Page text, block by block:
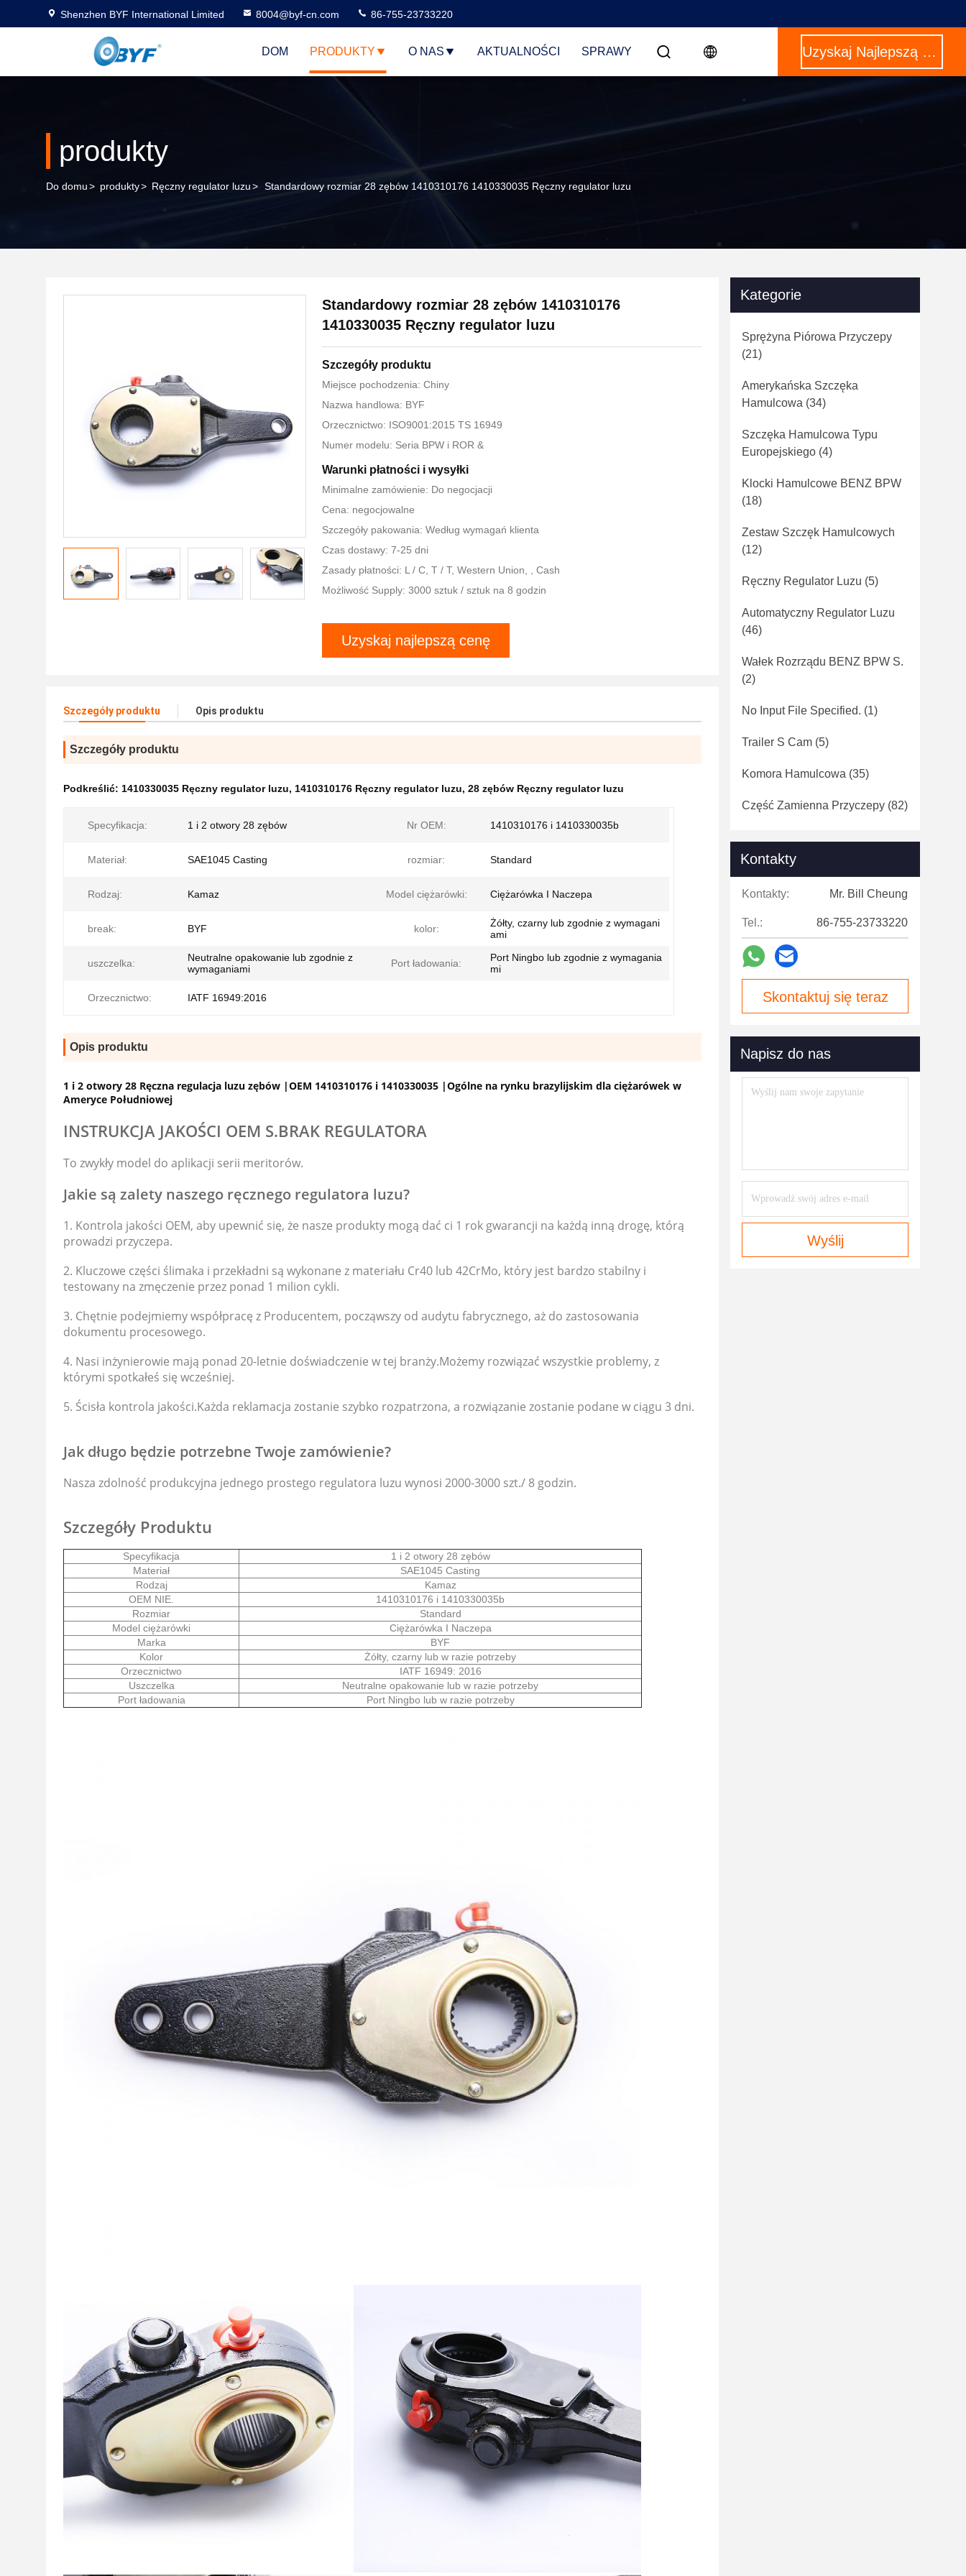
Shenzhen BYF International Limited 8004@byf-cn.com 86-755-23733220
DOM PRODUKTY O NAS AKTUALNOŚCI SPRAWY Uzyskaj Najlepszą Cenę
produkty
Do domu> produkty> Ręczny regulator luzu> Standardowy rozmiar 28 zębów 1410310176 1410330035 Ręczny regulator luzu
Standardowy rozmiar 28 zębów 1410310176
1410330035 Ręczny regulator luzu
Szczegóły produktu
Miejsce pochodzenia: Chiny
Nazwa handlowa: BYF
Orzecznictwo: ISO9001:2015 TS 16949
Numer modelu: Seria BPW i ROR &
Warunki płatności i wysyłki
Minimalne zamówienie: Do negocjacji
Cena: negocjowalne
Szczegóły pakowania: Według wymagań klienta
Czas dostawy: 7-25 dni
Zasady płatności: L / C, T / T, Western Union, , Cash
Możliwość Supply: 3000 sztuk / sztuk na 8 godzin
Uzyskaj najlepszą cenę
Szczegóły produktu Opis produktu
Szczegóły produktu
Podkreślić: 1410330035 Ręczny regulator luzu, 1410310176 Ręczny regulator luzu, 28 zębów Ręczny regulator luzu
Specyfikacja: 1 i 2 otwory 28 zębów Nr OEM: 1410310176 i 1410330035b
Materiał: SAE1045 Casting rozmiar: Standard
Rodzaj: Kamaz Model ciężarówki: Ciężarówka I Naczepa
break: BYF kolor:
Żółty, czarny lub zgodnie z wymagani
ami
uszczelka:
Neutralne opakowanie lub zgodnie z
wymaganiami
Port ładowania:
Port Ningbo lub zgodnie z wymagania
mi
Orzecznictwo: IATF 16949:2016
Opis produktu
1 i 2 otwory 28 Ręczna regulacja luzu zębów |OEM 1410310176 i 1410330035 |Ogólne na rynku brazylijskim dla ciężarówek w
Ameryce Południowej
INSTRUKCJA JAKOŚCI OEM S.BRAK REGULATORA
To zwykły model do aplikacji serii meritorów.
Jakie są zalety naszego ręcznego regulatora luzu?
1. Kontrola jakości OEM, aby upewnić się, że nasze produkty mogą dać ci 1 rok gwarancji na każdą inną drogę, którą
prowadzi przyczepa.
2. Kluczowe części ślimaka i przekładni są wykonane z materiału Cr40 lub 42CrMo, który jest bardzo stabilny i
testowany na zmęczenie przez ponad 1 milion cykli.
3. Chętnie podejmiemy współpracę z Producentem, począwszy od audytu fabrycznego, aż do zastosowania
dokumentu procesowego.
4. Nasi inżynierowie mają ponad 20-letnie doświadczenie w tej branży.Możemy rozwiązać wszystkie problemy, z
którymi spotkałeś się wcześniej.
5. Ścisła kontrola jakości.Każda reklamacja zostanie szybko rozpatrzona, a rozwiązanie zostanie podane w ciągu 3 dni.
Jak długo będzie potrzebne Twoje zamówienie?
Nasza zdolność produkcyjna jednego prostego regulatora luzu wynosi 2000-3000 szt./ 8 godzin.
Szczegóły Produktu
Specyfikacja
1 i 2 otwory 28 zębów
Materiał
SAE1045 Casting
Rodzaj
Kamaz
OEM NIE.
1410310176 i 1410330035b
Rozmiar
Standard
Model ciężarówki
Ciężarówka I Naczepa
Marka
BYF
Kolor
Żółty, czarny lub w razie potrzeby
Orzecznictwo
IATF 16949: 2016
Uszczelka
Neutralne opakowanie lub w razie potrzeby
Port ładowania
Port Ningbo lub w razie potrzeby
Kategorie
Sprężyna Piórowa Przyczepy
(21)
Amerykańska Szczęka
Hamulcowa (34)
Szczęka Hamulcowa Typu
Europejskiego (4)
Klocki Hamulcowe BENZ BPW
(18)
Zestaw Szczęk Hamulcowych
(12)
Ręczny Regulator Luzu (5)
Automatyczny Regulator Luzu
(46)
Wałek Rozrządu BENZ BPW S.
(2)
No Input File Specified. (1)
Trailer S Cam (5)
Komora Hamulcowa (35)
Część Zamienna Przyczepy (82)
Kontakty
Kontakty: Mr. Bill Cheung
Tel.: 86-755-23733220
Skontaktuj się teraz
Napisz do nas
Wyślij